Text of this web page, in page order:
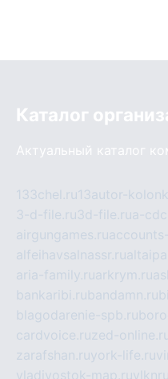
Каталог
Актуальный каталог
133chel.ru13autor-
3-d-file.ru3d-file.rua-
airgungames.ru
alfeihavsalnassr.ru
aria-family.ruarkrym.ru
bankaribi.rubandamn.ru
blagodarenie-spb.ru
cardvoice.ruzed-
zarafshan.ruyork-life.ru
vladivostok-map.ru